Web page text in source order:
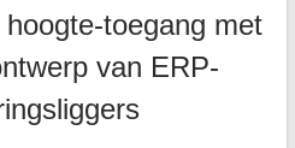
toegang met
van ERP-